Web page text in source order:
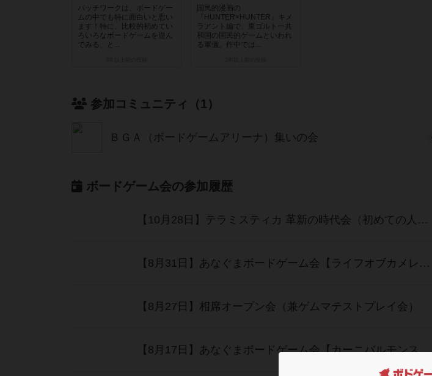
パッチワークは、ボードゲー
ムの中でも特に面白いと思い
ます！特に、比較的初めてい
ろいろなボードゲームを遊ん
でみる、と...
国民的漫画の
『HUNTER×HUNTER』キメ
ラアント編で、東ゴルトー共
和国の国民的ゲームといわれ
る軍儀。作中では...
参加コミュニティ（1）
ＢＧＡ（ボードゲームアリーナ）集いの会
ボードゲーム会の参加履歴
【10月28日】テラミスティカ 革新の時代会（初めての人大歓迎！）
【8月31日】あなぐまボードゲーム会【ライフオブカメレオン】
【8月27日】相席オープン会（兼ゲムマテストプレイ会）
【8月17日】あなぐまボードゲーム会【カーニバルモンスターズ】